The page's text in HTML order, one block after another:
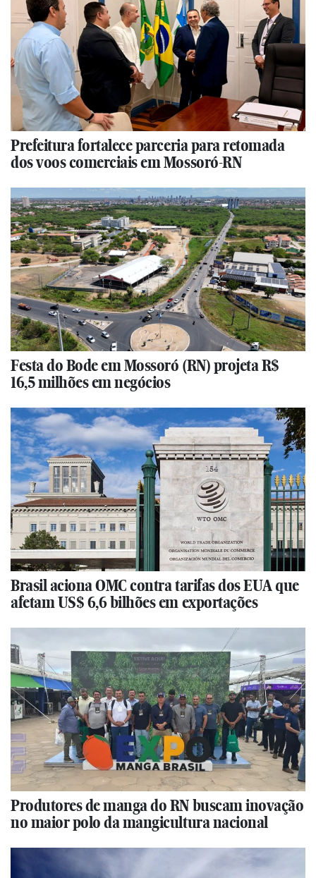
Prefeitura fortalece parceria para retomada
dos voos comerciais em Mossoró-RN
Festa do Bode em Mossoró (RN) projeta R$
16,5 milhões em negócios
Brasil aciona OMC contra tarifas dos EUA que
afetam US$ 6,6 bilhões em exportações
Produtores de manga do RN buscam inovação
no maior polo da mangicultura nacional